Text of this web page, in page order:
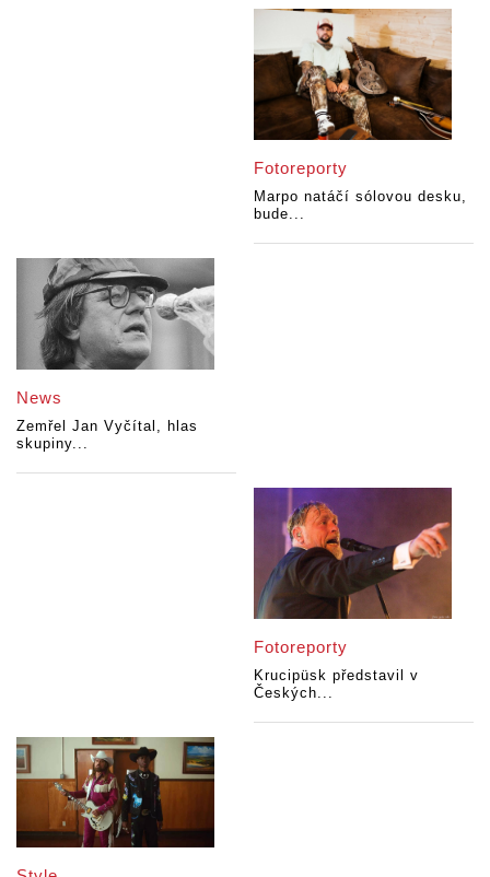
Fotoreporty
Marpo natáčí sólovou desku,
bude...
News
Zemřel Jan Vyčítal, hlas
skupiny...
Fotoreporty
Krucipüsk představil v
Českých...